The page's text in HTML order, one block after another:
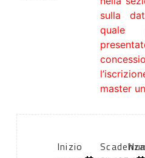
sulla
quale
master
Inizio